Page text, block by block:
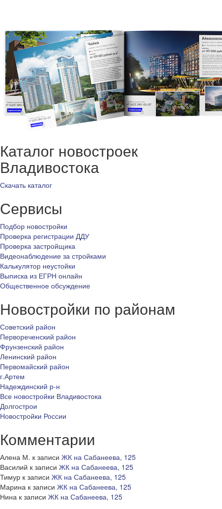
Каталог новостроек
Владивостока
Скачать каталог
Сервисы
Подбор новостройки
Проверка регистрации ДДУ
Проверка застройщика
Видеонаблюдение за стройками
Калькулятор неустойки
Выписка из ЕГРН онлайн
Общественное обсуждение
Новостройки по районам
Советский район
Первореченский район
Фрунзенский район
Ленинский район
Первомайский район
г.Артем
Надеждинский р-н
Все новостройки Владивостока
Долгострои
Новостройки России
Комментарии
Алена М. к записи ЖК на Сабанеева, 125
Василий к записи ЖК на Сабанеева, 125
Тимур к записи ЖК на Сабанеева, 125
Марина к записи ЖК на Сабанеева, 125
Нина к записи ЖК на Сабанеева, 125